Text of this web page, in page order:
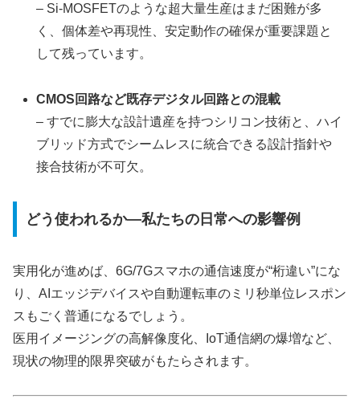
– Si-MOSFETのような超大量生産はまだ困難が多
く、個体差や再現性、安定動作の確保が重要課題と
して残っています。
CMOS回路など既存デジタル回路との混載
– すでに膨大な設計遺産を持つシリコン技術と、ハイ
ブリッド方式でシームレスに統合できる設計指針や
接合技術が不可欠。
どう使われるか—私たちの日常への影響例
実用化が進めば、6G/7Gスマホの通信速度が“桁違い”にな
り、AIエッジデバイスや自動運転車のミリ秒単位レスポン
スもごく普通になるでしょう。
医用イメージングの高解像度化、IoT通信網の爆増など、
現状の物理的限界突破がもたらされます。